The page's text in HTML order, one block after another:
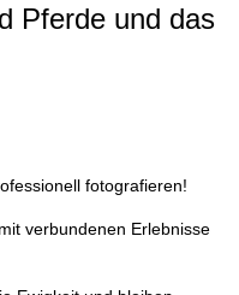
Pferde und das
fotografieren!
verbundenen Erlebnisse